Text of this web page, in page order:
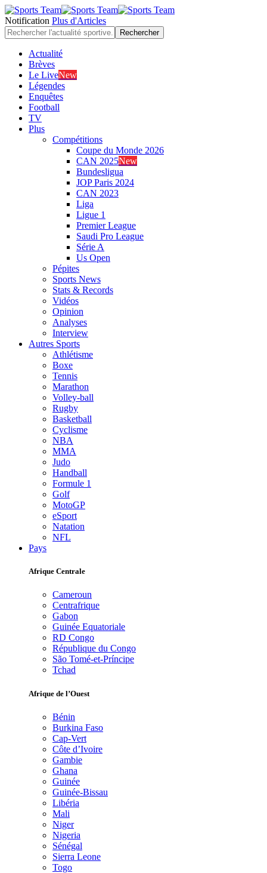
Notification Plus d'Articles
Actualité
Brèves
Le LiveNew
Légendes
Enquêtes
Football
TV
Plus
Compétitions
Coupe du Monde 2026
CAN 2025New
Bundesligua
JOP Paris 2024
CAN 2023
Liga
Ligue 1
Premier League
Saudi Pro League
Série A
Us Open
Pépites
Sports News
Stats & Records
Vidéos
Opinion
Analyses
Interview
Autres Sports
Athlétisme
Boxe
Tennis
Marathon
Volley-ball
Rugby
Basketball
Cyclisme
NBA
MMA
Judo
Handball
Formule 1
Golf
MotoGP
eSport
Natation
NFL
Pays
Afrique Centrale
Cameroun
Centrafrique
Gabon
Guinée Equatoriale
RD Congo
République du Congo
São Tomé-et-Príncipe
Tchad
Afrique de l’Ouest
Bénin
Burkina Faso
Cap-Vert
Côte d’Ivoire
Gambie
Ghana
Guinée
Guinée-Bissau
Libéria
Mali
Niger
Nigeria
Sénégal
Sierra Leone
Togo